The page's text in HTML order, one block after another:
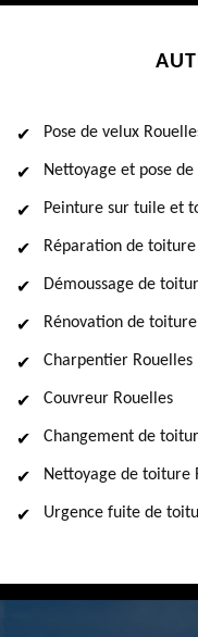
Pose de velux
Nettoyage et pose
Peinture sur tuile et
Réparation de toiture
Démoussage de
Rénovation de
Charpentier Rouelles
Couvreur Rouelles
Changement de
Nettoyage de toiture
Urgence fuite de